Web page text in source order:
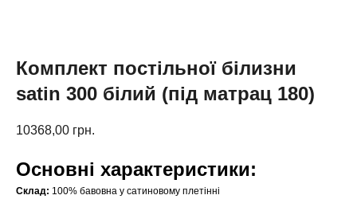
Комплект постільної білизни
satin 300 білий (під матрац 180)
10368,00 грн.
Основні характеристики:
Склад: 100% бавовна у сатиновому плетінні